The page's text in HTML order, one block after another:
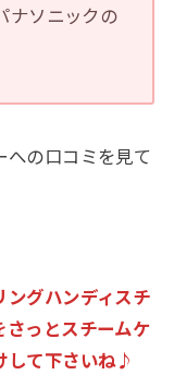
ナソニックの
への口コミを見て
ングハンディスチ
さっとスチームケ
して下さいね♪